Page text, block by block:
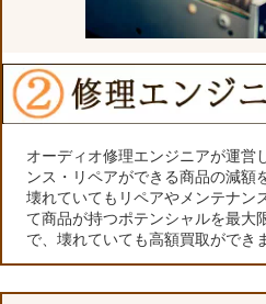
オーディオ修理エンジニアが運営
ンス・リペアができる商品の減額
壊れていてもリペアやメンテナン
て商品が持つポテンシャルを最大
で、壊れていても高額買取ができ